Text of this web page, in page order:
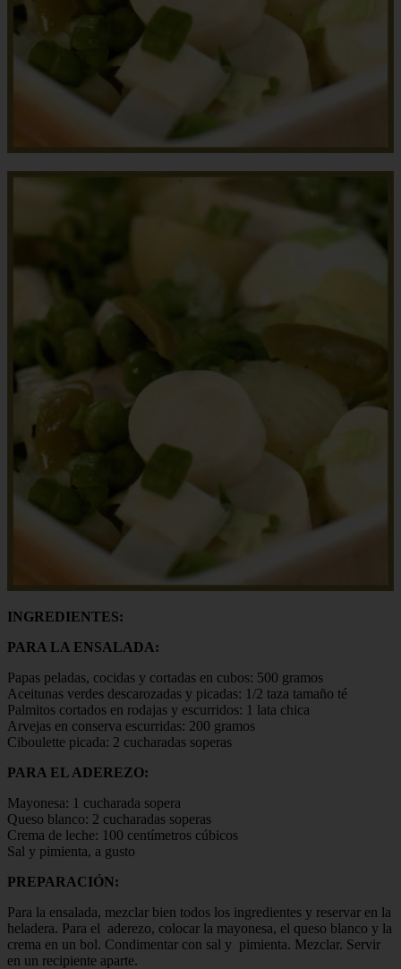
INGREDIENTES:
PARA LA ENSALADA:
Papas peladas, cocidas y cortadas en cubos: 500 gramos
Aceitunas verdes descarozadas y picadas: 1/2 taza tamaño té
Palmitos cortados en rodajas y escurridos: 1 lata chica
Arvejas en conserva escurridas: 200 gramos
Ciboulette picada: 2 cucharadas soperas
PARA EL ADEREZO:
Mayonesa: 1 cucharada sopera
Queso blanco: 2 cucharadas soperas
Crema de leche: 100 centímetros cúbicos
Sal y pimienta, a gusto
PREPARACIÓN:
Para la ensalada, mezclar bien todos los ingredientes y reservar en la
heladera. Para el aderezo, colocar la mayonesa, el queso blanco y la
crema en un bol. Condimentar con sal y pimienta. Mezclar. Servir
en un recipiente aparte.